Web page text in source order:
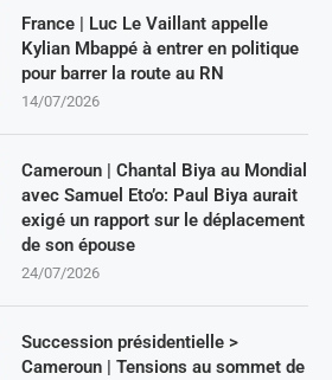
France | Luc Le Vaillant appelle
Kylian Mbappé à entrer en politique
pour barrer la route au RN
14/07/2026
Cameroun | Chantal Biya au Mondial
avec Samuel Eto’o: Paul Biya aurait
exigé un rapport sur le déplacement
de son épouse
24/07/2026
Succession présidentielle >
Cameroun | Tensions au sommet de